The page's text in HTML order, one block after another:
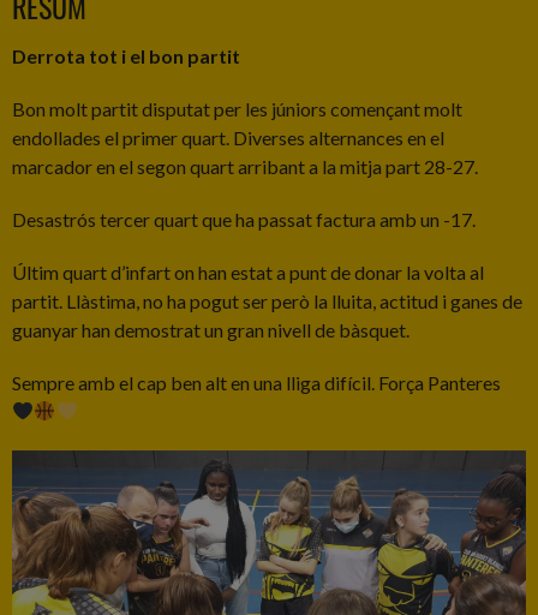
Derrota tot i el bon partit
Bon molt partit disputat per les júniors començant molt
endollades el primer quart. Diverses alternances en el
marcador en el segon quart arribant a la mitja part 28-27.
Desastrós tercer quart que ha passat factura amb un -17.
Últim quart d’infart on han estat a punt de donar la volta al
partit. Llàstima, no ha pogut ser però la lluita, actitud i ganes de
guanyar han demostrat un gran nivell de bàsquet.
Sempre amb el cap ben alt en una lliga difícil. Força Panteres